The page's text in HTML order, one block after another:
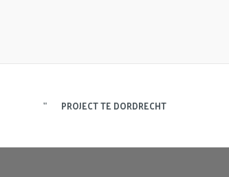
PROJECT TE DORDRECHT